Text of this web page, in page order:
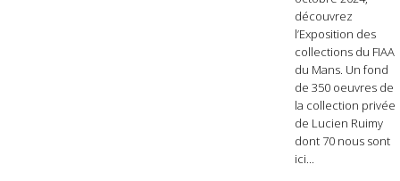
découvrez
l’Exposition des
collections du FIAA
du Mans. Un fond
de 350 oeuvres de
la collection privée
de Lucien Ruimy
dont 70 nous sont
ici...